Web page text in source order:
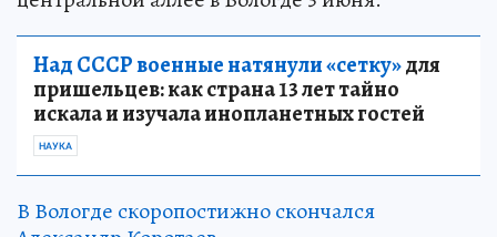
Над СССР военные натянули «сетку»для
пришельцев: как страна 13 лет тайно
искала и изучала инопланетных гостей
НАУКА
В Вологде скоропостижно скончался